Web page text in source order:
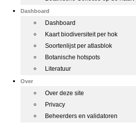
Dashboard
Dashboard
Kaart biodiversiteit per hok
Soortenlijst per atlasblok
Botanische hotspots
Literatuur
Over
Over deze site
Privacy
Beheerders en validatoren